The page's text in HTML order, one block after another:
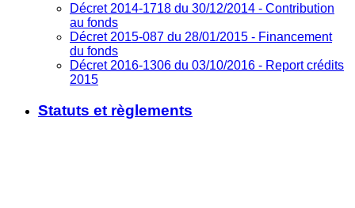
Décret 2014-1718 du 30/12/2014 - Contribution
au fonds
Décret 2015-087 du 28/01/2015 - Financement
du fonds
Décret 2016-1306 du 03/10/2016 - Report crédits
2015
Statuts et règlements